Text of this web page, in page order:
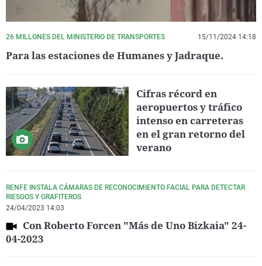
26 MILLONES DEL MINISTERIO DE TRANSPORTES 15/11/2024 14:18
Para las estaciones de Humanes y Jadraque.
Cifras récord en
aeropuertos y tráfico
intenso en carreteras
en el gran retorno del
verano
RENFE INSTALA CÁMARAS DE RECONOCIMIENTO FACIAL PARA DETECTAR
RIESGOS Y GRAFITEROS
24/04/2023 14:03
Con Roberto Forcen "Más de Uno Bizkaia" 24-
04-2023